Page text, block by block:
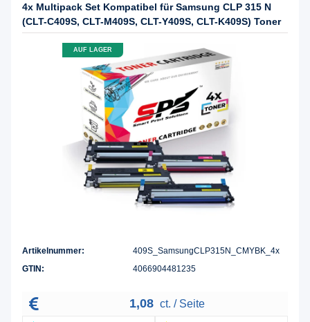
4x Multipack Set Kompatibel für Samsung CLP 315 N
(CLT-C409S, CLT-M409S, CLT-Y409S, CLT-K409S) Toner
AUF LAGER
Artikelnummer:
409S_SamsungCLP315N_CMYBK_4x
GTIN:
4066904481235
1,08 ct. / Seite